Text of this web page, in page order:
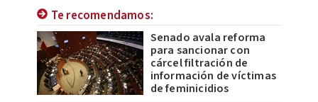
Te recomendamos:
Senado avala reforma
para sancionar con
cárcel filtración de
información de víctimas
de feminicidios